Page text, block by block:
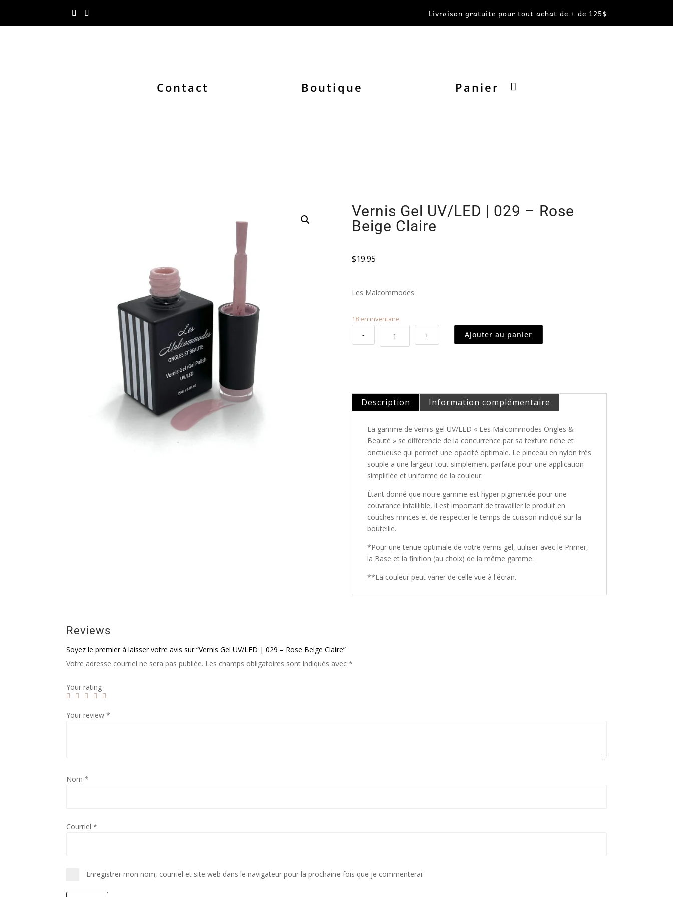
Livraison gratuite pour tout achat de + de 125$
Contact Boutique Panier 
Vernis Gel UV/LED | 029 – Rose
Beige Claire
$19.95
Les Malcommodes
18 en inventaire
-
029
-
Beige
Claire
+ Ajouter au panier
Description Information complémentaire
La gamme de vernis gel UV/LED « Les Malcommodes Ongles &
Beauté » se différencie de la concurrence par sa texture riche et
onctueuse qui permet une opacité optimale. Le pinceau en nylon très
souple a une largeur tout simplement parfaite pour une application
simplifiée et uniforme de la couleur.
Étant donné que notre gamme est hyper pigmentée pour une
couvrance infaillible, il est important de travailler le produit en
couches minces et de respecter le temps de cuisson indiqué sur la
bouteille.
*Pour une tenue optimale de votre vernis gel, utiliser avec le Primer,
la Base et la finition (au choix) de la même gamme.
**La couleur peut varier de celle vue à l'écran.
Reviews
Soyez le premier à laisser votre avis sur “Vernis Gel UV/LED | 029 – Rose Beige Claire”
Votre adresse courriel ne sera pas publiée. Les champs obligatoires sont indiqués avec *
Your rating
Your review *
Nom *
Courriel *
Enregistrer mon nom, courriel et site web dans le navigateur pour la prochaine fois que je commenterai.